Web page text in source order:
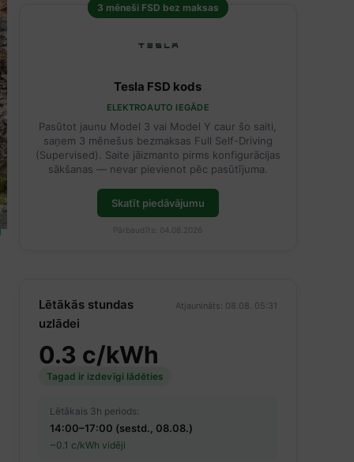
3 mēneši FSD bez maksas
Tesla FSD kods
ELEKTROAUTO IEGĀDE
Pasūtot jaunu Model 3 vai Model Y caur šo saiti,
saņem 3 mēnešus bezmaksas Full Self-Driving
(Supervised). Saite jāizmanto pirms konfigurācijas
sākšanas — nevar pievienot pēc pasūtījuma.
Skatīt piedāvājumu
Pārbaudīts: 04.08.2026
Lētākās stundas
uzlādei
Atjaunināts: 08.08. 05:31
0.3 c/kWh
Tagad ir izdevīgi lādēties
Lētākais 3h periods:
14:00–17:00 (sestd., 08.08.)
~0.1 c/kWh vidēji